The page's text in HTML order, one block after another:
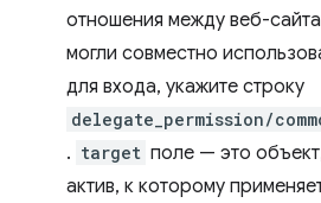
отношения между веб-
могли совместно
для входа, укажите строку
delegate_permission/
. target поле — это
актив, к которому